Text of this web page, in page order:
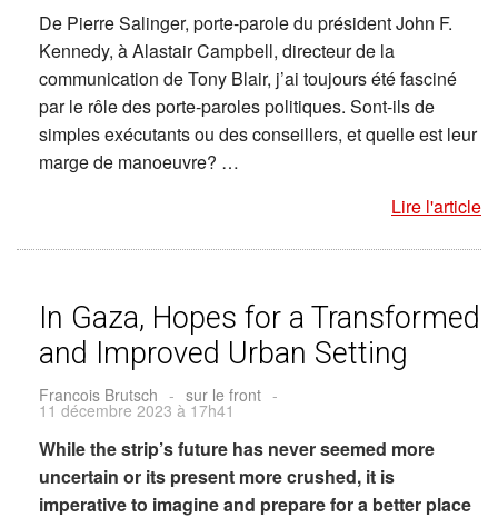
De Pierre Salinger, porte-parole du président John F.
Kennedy, à Alastair Campbell, directeur de la
communication de Tony Blair, j’ai toujours été fasciné
par le rôle des porte-paroles politiques. Sont-ils de
simples exécutants ou des conseillers, et quelle est leur
marge de manoeuvre? …
Lire l'article
In Gaza, Hopes for a Transformed
and Improved Urban Setting
Francois Brutsch - sur le front -
11 décembre 2023 à 17h41
While the strip’s future has never seemed more
uncertain or its present more crushed, it is
imperative to imagine and prepare for a better place